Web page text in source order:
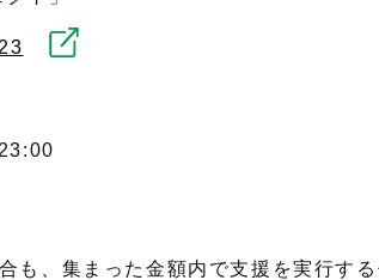
、集まった金額内で支援を実行する